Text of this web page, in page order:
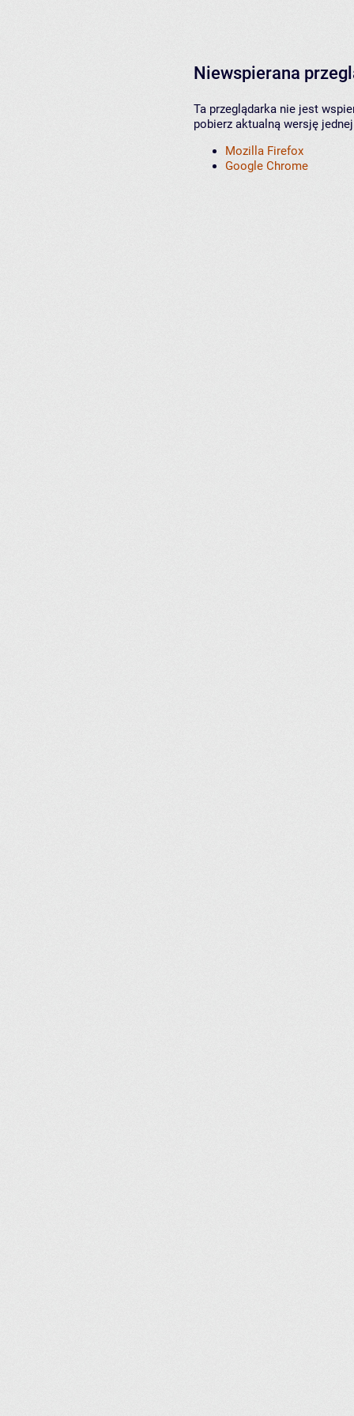
Niewspierana
Ta przeglądarka nie jest
pobierz aktualną wersję
Mozilla Firefox
Google Chrome